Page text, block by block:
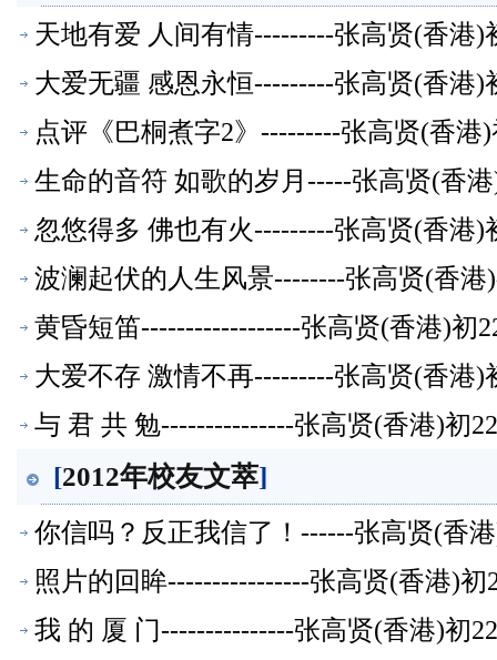
天地有爱 人间有情---------张高贤(香港)
大爱无疆 感恩永恒---------张高贤(香港)
点评《巴桐煮字2》---------张高贤(香港
生命的音符 如歌的岁月-----张高贤(香
忽悠得多 佛也有火---------张高贤(香港)
波澜起伏的人生风景--------张高贤(香港
黄昏短笛------------------张高贤(香港)初
大爱不存 激情不再---------张高贤(香港)
与 君 共 勉---------------张高贤(香港)初
[2012年校友文萃]
你信吗？反正我信了！------张高贤(香
照片的回眸----------------张高贤(香港)初
我 的 厦 门---------------张高贤(香港)初